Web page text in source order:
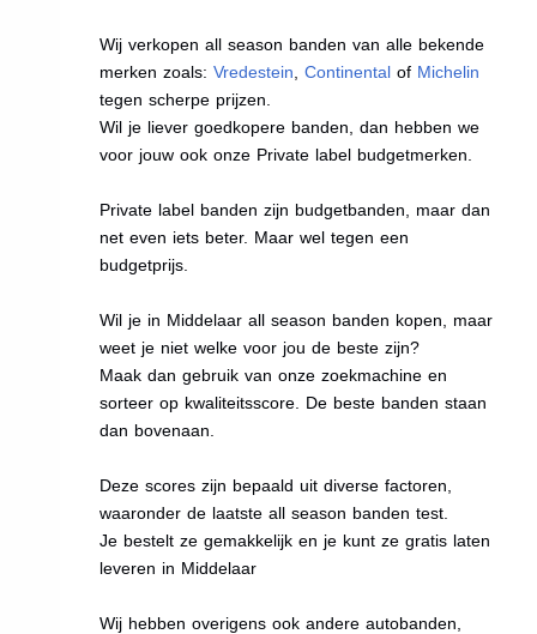
Wij verkopen all season banden van alle bekende
merken zoals:Vredestein ,Continental of Michelin
tegen scherpe prijzen.
Wil je liever goedkopere banden, dan hebben we
voor jouw ook onze Private label budgetmerken.
Private label banden zijn budgetbanden, maar dan
net even iets beter. Maar wel tegen een
budgetprijs.
Wil je in Middelaar all season banden kopen, maar
weet je niet welke voor jou de beste zijn?
Maak dan gebruik van onze zoekmachine en
sorteer op kwaliteitsscore. De beste banden staan
dan bovenaan.
Deze scores zijn bepaald uit diverse factoren,
waaronder de laatste all season banden test.
Je bestelt ze gemakkelijk en je kunt ze gratis laten
leveren in Middelaar
Wij hebben overigens ook andere autobanden,